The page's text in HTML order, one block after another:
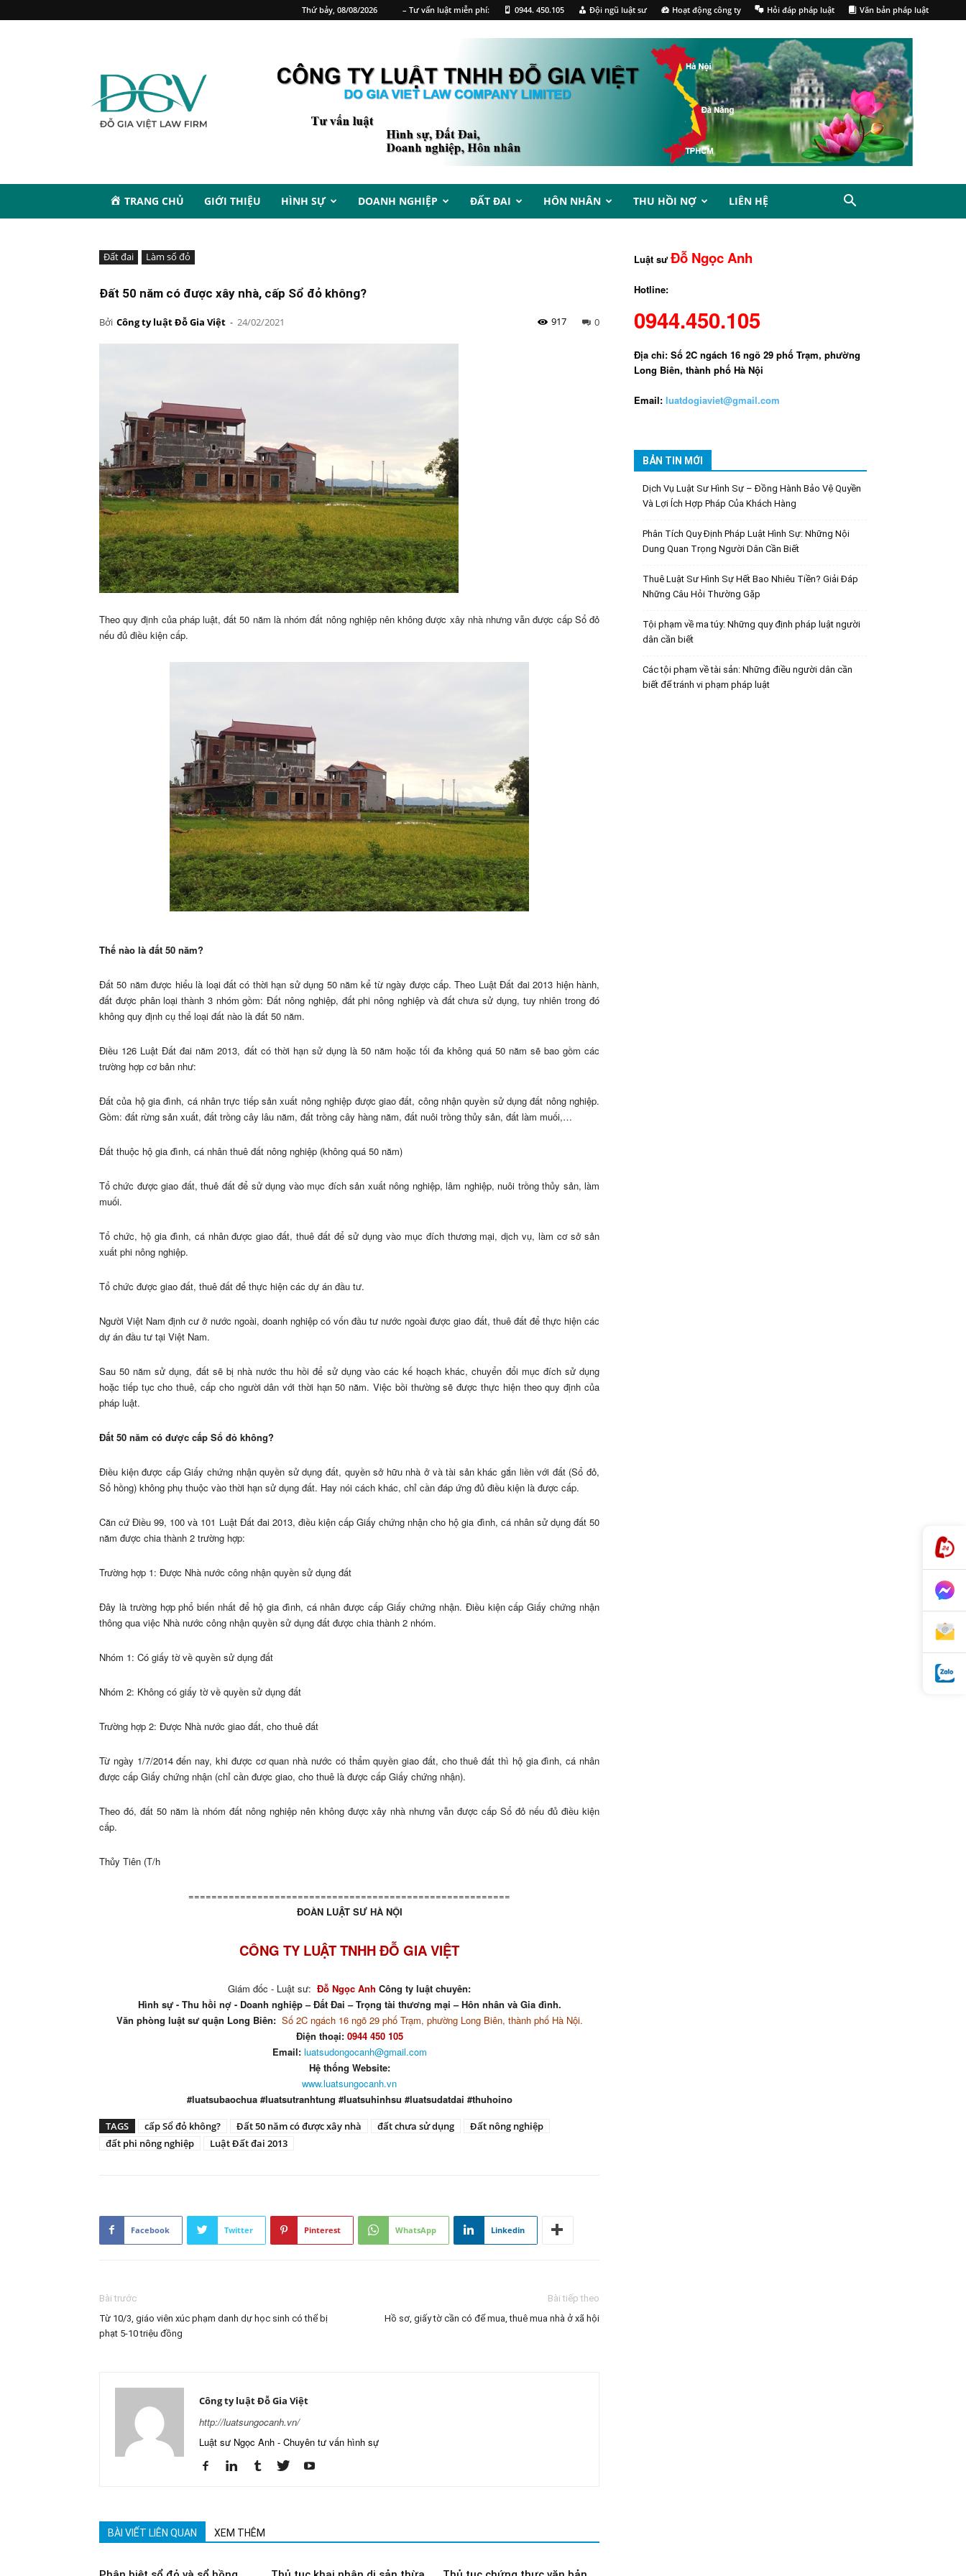
Thứ bảy, 08/08/2026 – Tư vấn luật miễn phí: 0944. 450.105 Đội ngũ luật sư Hoạt động công ty Hỏi đáp pháp luật Văn bản pháp luật
TRANG CHỦ GIỚI THIỆU HÌNH SỰ DOANH NGHIỆP ĐẤT ĐAI HÔN NHÂN THU HỒI NỢ LIÊN HỆ
Đất đai Làm sổ đỏ
Đất 50 năm có được xây nhà, cấp Sổ đỏ không?
Bởi Công ty luật Đỗ Gia Việt - 24/02/2021 0
917
Theo quy định của pháp luật, đất 50 năm là nhóm đất nông nghiệp nên không được xây nhà nhưng vẫn được cấp Sổ đỏ
nếu đủ điều kiện cấp.
Thế nào là đất 50 năm?
Đất 50 năm được hiểu là loại đất có thời hạn sử dụng 50 năm kể từ ngày được cấp. Theo Luật Đất đai 2013 hiện hành,
đất được phân loại thành 3 nhóm gồm: Đất nông nghiệp, đất phi nông nghiệp và đất chưa sử dụng, tuy nhiên trong đó
không quy định cụ thể loại đất nào là đất 50 năm.
Điều 126 Luật Đất đai năm 2013, đất có thời hạn sử dụng là 50 năm hoặc tối đa không quá 50 năm sẽ bao gồm các
trường hợp cơ bản như:
Đất của hộ gia đình, cá nhân trực tiếp sản xuất nông nghiệp được giao đất, công nhận quyền sử dụng đất nông nghiệp.
Gồm: đất rừng sản xuất, đất trồng cây lâu năm, đất trồng cây hàng năm, đất nuôi trồng thủy sản, đất làm muối,…
Đất thuộc hộ gia đình, cá nhân thuê đất nông nghiệp (không quá 50 năm)
Tổ chức được giao đất, thuê đất để sử dụng vào mục đích sản xuất nông nghiệp, lâm nghiệp, nuôi trồng thủy sản, làm
muối.
Tổ chức, hộ gia đình, cá nhân được giao đất, thuê đất để sử dụng vào mục đích thương mại, dịch vụ, làm cơ sở sản
xuất phi nông nghiệp.
Tổ chức được giao đất, thuê đất để thực hiện các dự án đầu tư.
Người Việt Nam định cư ở nước ngoài, doanh nghiệp có vốn đầu tư nước ngoài được giao đất, thuê đất để thực hiện các
dự án đầu tư tại Việt Nam.
Sau 50 năm sử dụng, đất sẽ bị nhà nước thu hồi để sử dụng vào các kế hoạch khác, chuyển đổi mục đích sử dụng
hoặc tiếp tục cho thuê, cấp cho người dân với thời hạn 50 năm. Việc bồi thường sẽ được thực hiện theo quy định của
pháp luật.
Đất 50 năm có được cấp Sổ đỏ không?
Điều kiện được cấp Giấy chứng nhận quyền sử dụng đất, quyền sở hữu nhà ở và tài sản khác gắn liền với đất (Sổ đỏ,
Sổ hồng) không phụ thuộc vào thời hạn sử dụng đất. Hay nói cách khác, chỉ cần đáp ứng đủ điều kiện là được cấp.
Căn cứ Điều 99, 100 và 101 Luật Đất đai 2013, điều kiện cấp Giấy chứng nhận cho hộ gia đình, cá nhân sử dụng đất 50
năm được chia thành 2 trường hợp:
Trường hợp 1: Được Nhà nước công nhận quyền sử dụng đất
Đây là trường hợp phổ biến nhất để hộ gia đình, cá nhân được cấp Giấy chứng nhận. Điều kiện cấp Giấy chứng nhận
thông qua việc Nhà nước công nhận quyền sử dụng đất được chia thành 2 nhóm.
Nhóm 1: Có giấy tờ về quyền sử dụng đất
Nhóm 2: Không có giấy tờ về quyền sử dụng đất
Trường hợp 2: Được Nhà nước giao đất, cho thuê đất
Từ ngày 1/7/2014 đến nay, khi được cơ quan nhà nước có thẩm quyền giao đất, cho thuê đất thì hộ gia đình, cá nhân
được cấp Giấy chứng nhận (chỉ cần được giao, cho thuê là được cấp Giấy chứng nhận).
Theo đó, đất 50 năm là nhóm đất nông nghiệp nên không được xây nhà nhưng vẫn được cấp Sổ đỏ nếu đủ điều kiện
cấp.
Thủy Tiên (T/h
========================================================
ĐOÀN LUẬT SƯ HÀ NỘI
CÔNG TY LUẬT TNHH ĐỖ GIA VIỆT
Giám đốc - Luật sư: Đỗ Ngọc Anh Công ty luật chuyên:
Hình sự - Thu hồi nợ - Doanh nghiệp – Đất Đai – Trọng tài thương mại – Hôn nhân và Gia đình.
Văn phòng luật sư quận Long Biên: Số 2C ngách 16 ngõ 29 phố Trạm, phường Long Biên, thành phố Hà Nội.
Điện thoại: 0944 450 105
Email: luatsudongocanh@gmail.com
Hệ thống Website:
www.luatsungocanh.vn
#luatsubaochua #luatsutranhtung #luatsuhinhsu #luatsudatdai #thuhoino
TAGS cấp Sổ đỏ không? Đất 50 năm có được xây nhà đất chưa sử dụng
Đất nông nghiệp
đất phi nông nghiệp
Luật Đất đai 2013
Facebook Twitter Pinterest WhatsApp Linkedin
Bài trước
Từ 10/3, giáo viên xúc phạm danh dự học sinh có thể bị
phạt 5-10 triệu đồng
Bài tiếp theo
Hồ sơ, giấy tờ cần có để mua, thuê mua nhà ở xã hội
Công ty luật Đỗ Gia Việt
http://luatsungocanh.vn/
Luật sư Ngọc Anh - Chuyên tư vấn hình sự
BÀI VIẾT LIÊN QUAN XEM THÊM
Luật sưĐỗ Ngọc Anh
Hotline:
0944.450.105
Địa chỉ: Số 2C ngách 16 ngõ 29 phố Trạm, phường
Long Biên, thành phố Hà Nội
Email: luatdogiaviet@gmail.com
BẢN TIN MỚI
Dịch Vụ Luật Sư Hình Sự – Đồng Hành Bảo Vệ Quyền
Và Lợi Ích Hợp Pháp Của Khách Hàng
Phân Tích Quy Định Pháp Luật Hình Sự: Những Nội
Dung Quan Trọng Người Dân Cần Biết
Thuê Luật Sư Hình Sự Hết Bao Nhiêu Tiền? Giải Đáp
Những Câu Hỏi Thường Gặp
Tội phạm về ma túy: Những quy định pháp luật người
dân cần biết
Các tội phạm về tài sản: Những điều người dân cần
biết để tránh vi phạm pháp luật